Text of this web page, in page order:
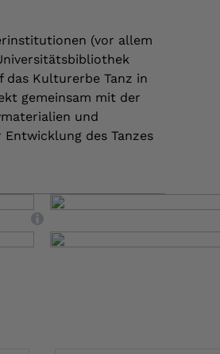
(vor allem
das Kulturerbe Tanz in
gemeinsam mit der
und
des Tanzes
,